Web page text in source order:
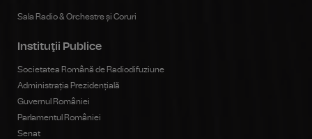
Sala Radio & Orchestre și Coruri
Instituţii Publice
Societatea Română de Radiodifuziune
Administrația Prezidențială
Guvernul României
Parlamentul României
Senat